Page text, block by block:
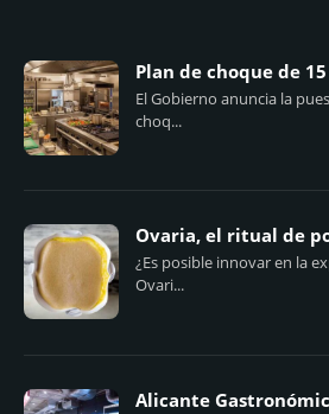
Plan de choque de
El Gobierno anuncia la
choq...
Ovaria, el ritual de
¿Es posible innovar en la
Ovari...
Alicante